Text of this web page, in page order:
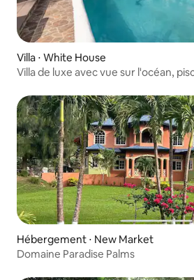
Villa ⋅ White House
Villa de luxe avec vue sur l'océan,
Hébergement ⋅ New Market
Domaine Paradise Palms